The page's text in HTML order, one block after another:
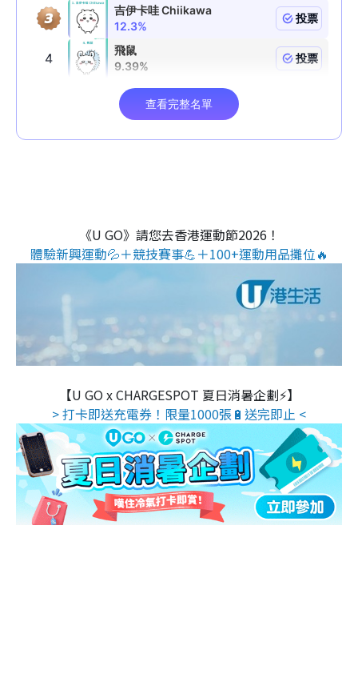
《U GO》請您去香港運動節2026！
體驗新興運動💦＋競技賽事💪＋100+運動用品攤位🔥
【U GO x CHARGESPOT 夏日消暑企劃⚡】
> 打卡即送充電券！限量1000張🔋送完即止 <